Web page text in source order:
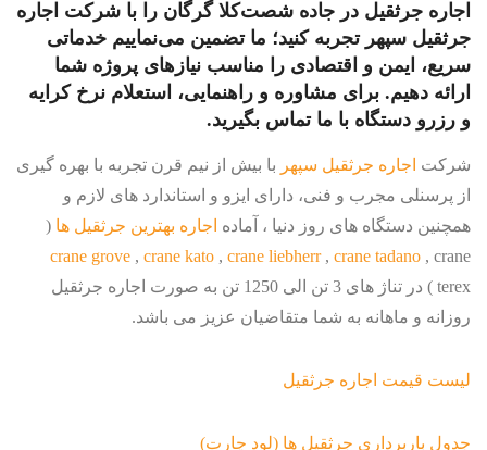
اجاره جرثقیل در جاده شصت‌کلا گرگان را با شرکت اجاره
جرثقیل سپهر تجربه کنید؛ ما تضمین می‌نماییم خدماتی
سریع، ایمن و اقتصادی را مناسب نیازهای پروژه شما
ارائه دهیم. برای مشاوره و راهنمایی، استعلام نرخ کرایه
و رزرو دستگاه با ما تماس بگیرید.
شرکت اجاره جرثقیل سپهر با بیش از نیم قرن تجربه با بهره گیری
از پرسنلی مجرب و فنی، دارای ایزو و استاندارد های لازم و
همچنین دستگاه های روز دنیا ، آماده اجاره بهترین جرثقیل ها (
crane grove , crane kato , crane liebherr, crane tadano , crane
terex ) در تناژ های 3 تن الی 1250 تن به صورت اجاره جرثقیل
روزانه و ماهانه به شما متقاضیان عزیز می باشد.
لیست قیمت اجاره جرثقیل
جدول باربرداری جرثقیل ها (لود چارت)